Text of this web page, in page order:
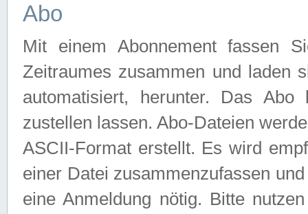
Abo
Mit einem Abonnement fassen
Zeitraumes zusammen und laden
automatisiert, herunter. Das
zustellen lassen. Abo-Dateien
ASCII-Format erstellt. Es wird
einer Datei zusammenzufassen
eine Anmeldung nötig. Bitte